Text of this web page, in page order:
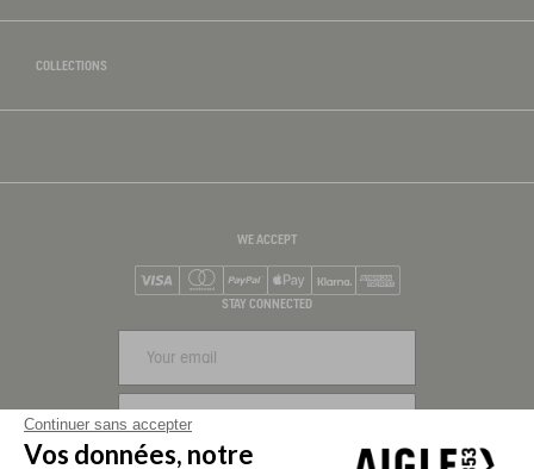
COLLECTIONS
WE ACCEPT
Mastercard
PayPalApple Pay
STAY CONNECTED
Continuer sans accepter
Vos données, notre